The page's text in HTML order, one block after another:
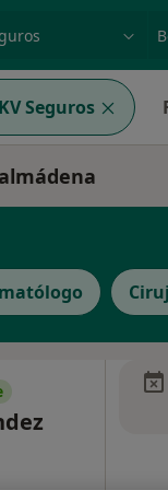
enfermedad
Seguros